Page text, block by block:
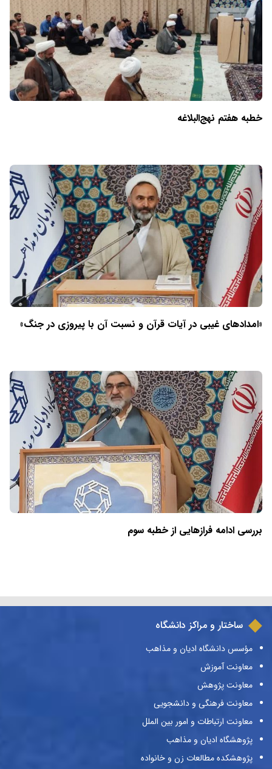
خطبه هفتم نهج‌البلاغه
«امدادهای غیبی در آیات قرآن و نسبت آن با پیروزی در جنگ»
بررسی ادامه فرازهایی از خطبه سوم
ساختار و مراکز دانشگاه
مؤسس دانشگاه ادیان و مذاهب
معاونت آموزش
معاونت پژوهش
معاونت فرهنگی و دانشجویی
معاونت ارتباطات و امور بین الملل
پژوهشگاه ادیان و مذاهب
پژوهشکده مطالعات زن و خانواده